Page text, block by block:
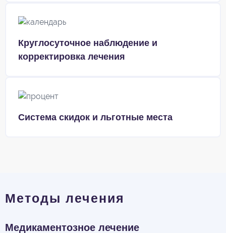
Круглосуточное наблюдение и
корректировка лечения
Система скидок и льготные места
Методы лечения
Медикаментозное лечение